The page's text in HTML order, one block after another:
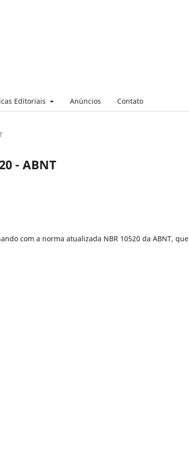
Editoriais Anúncios Contato
- ABNT
com a norma atualizada NBR 10520 da ABNT, que